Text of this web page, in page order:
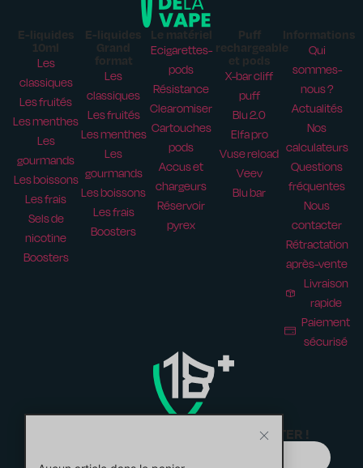
E-liquides
10ml
Les
classiques
Les fruités
Les menthes
Les
gourmands
Les boissons
Les frais
Sels de
nicotine
Boosters
E-liquides
Grand
format
Les
classiques
Les fruités
Les menthes
Les
gourmands
Les boissons
Les frais
Boosters
Le matériel
Ecigarettes-
pods
Résistance
Clearomiser
Cartouches
pods
Accus et
chargeurs
Réservoir
pyrex
Puff
rechargeable
et pods
X-bar cliff
puff
Blu 2.0
Elfa pro
Vuse reload
Veev
Blu bar
Informations
Qui
sommes-
nous ?
Actualités
Nos
calculateurs
Questions
fréquentes
Nous
contacter
Rétractation
après-vente
Livraison
rapide
Paiement
sécurisé
ABONNEZ-VOUS À NOTRE NEWSLETTER !